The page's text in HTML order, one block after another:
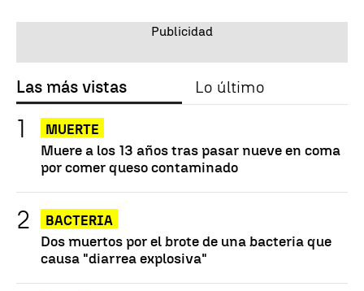
Las más vistas Lo último
MUERTE
Muere a los 13 años tras pasar nueve en coma
por comer queso contaminado
BACTERIA
Dos muertos por el brote de una bacteria que
causa "diarrea explosiva"